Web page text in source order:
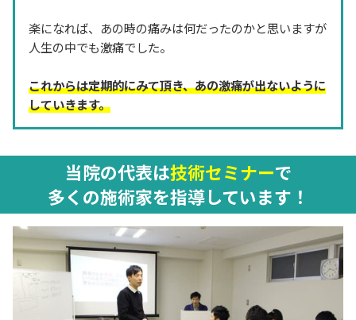
楽になれば、あの時の痛みは何だったのかと思いますが
人生の中でも激痛でした。
これからは定期的にみて頂き、あの激痛が出ないように
していきます。
当院の代表は技術セミナーで
多くの施術家を指導しています！